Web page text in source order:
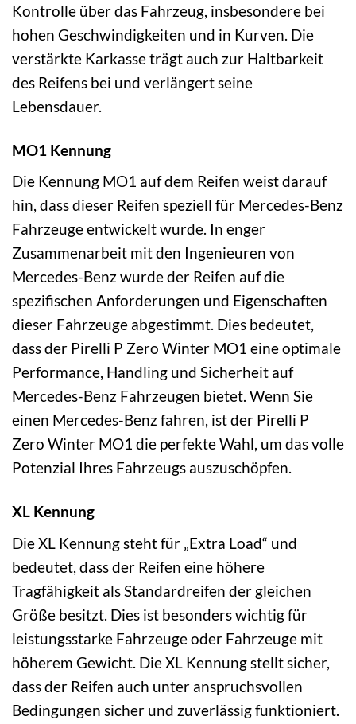
Kontrolle über das Fahrzeug, insbesondere bei
hohen Geschwindigkeiten und in Kurven. Die
verstärkte Karkasse trägt auch zur Haltbarkeit
des Reifens bei und verlängert seine
Lebensdauer.
MO1 Kennung
Die Kennung MO1 auf dem Reifen weist darauf
hin, dass dieser Reifen speziell für Mercedes-Benz
Fahrzeuge entwickelt wurde. In enger
Zusammenarbeit mit den Ingenieuren von
Mercedes-Benz wurde der Reifen auf die
spezifischen Anforderungen und Eigenschaften
dieser Fahrzeuge abgestimmt. Dies bedeutet,
dass der Pirelli P Zero Winter MO1 eine optimale
Performance, Handling und Sicherheit auf
Mercedes-Benz Fahrzeugen bietet. Wenn Sie
einen Mercedes-Benz fahren, ist der Pirelli P
Zero Winter MO1 die perfekte Wahl, um das volle
Potenzial Ihres Fahrzeugs auszuschöpfen.
XL Kennung
Die XL Kennung steht für „Extra Load“ und
bedeutet, dass der Reifen eine höhere
Tragfähigkeit als Standardreifen der gleichen
Größe besitzt. Dies ist besonders wichtig für
leistungsstarke Fahrzeuge oder Fahrzeuge mit
höherem Gewicht. Die XL Kennung stellt sicher,
dass der Reifen auch unter anspruchsvollen
Bedingungen sicher und zuverlässig funktioniert.